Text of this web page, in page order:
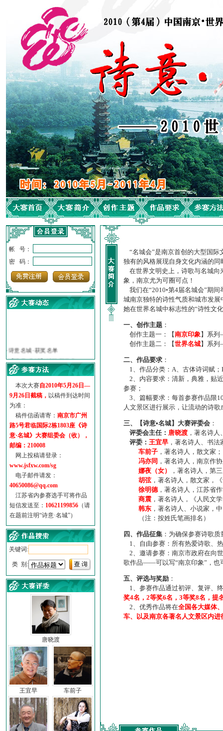
帐 号：
密 码：
·【诗意·名城】地铁展示作...
·诗意名城·地铁时间
地铁完美呈现【诗意·名城...
参赛作品多达5000多首
“诗意·名城”晒诗会
特别通知--致广大诗词爱好...
本次大赛自2010年5月26日—
9月26日截稿， 以稿件到达时间
为准：
稿件信函请寄： 南京市广州
路5号君临国际2栋1803座《诗
意·名城》大赛组委会（收），
邮编：210008
网上投稿请登录：
www.jsfxw.com/sg
电子邮件请发：
40650086@qq.com
江苏省内参赛选手可将作品
短信发送至： 10621199856 （请
在题前注明“诗意·名城”）
关键词:
类 别:
唐晓渡
王宜早 车前子
“名城会”是南京首创的大型国际
独有的风格展现自身文化内涵的
在世界文明史上，诗歌与名城向
象，南京尤为可圈可点！
我们在“2010•第4届名城会”期
城南京独特的诗性气质和城市发
她在世界名城中标志性的“诗性文
一、创作主题 ：
创作主题一：【南京印象】系
创作主题二：【世界名城】系
二、作品要求 ：
1、作品分类：A、古体诗词赋；
2、内容要求：清新，典雅，贴
参赛；
3、篇幅要求：每首参赛作品限
人文景区进行展示，让流动的诗
三、【诗意•名城】大赛评委会 ：
评委会主任： 唐晓渡 ，著名诗
评委： 王宜早 ，著名诗人、书
车前子 ，著名诗人，散文家；
冯亦同 ，著名诗人，南京作
娜夜（女）
，著名诗人，第
胡弦，著名诗人，散文家，
徐明德，著名诗人，江苏省
商震 ，著名诗人，《人民文
韩东 ，著名诗人、小说家，
（注：按姓氏笔画排名）
四、作品征集 ：为确保参赛诗歌
1、自由参赛：所有热爱诗歌、
2、邀请参赛：南京市政府在向
歌作品——可以写“南京印象”，也
五、评选与奖励 ：
1、参赛作品通过初评、复评、
奖4名，2等奖6名，3等奖8名，提
2、优秀作品将在全国各大媒体
车、以及南京各著名人文景区内进